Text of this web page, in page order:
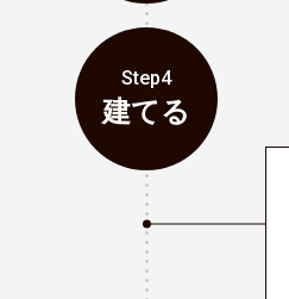
Step4
建てる